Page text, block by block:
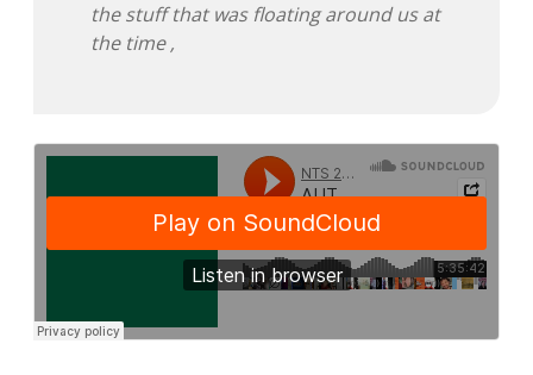
the stuff that was floating around us at
the time ‚